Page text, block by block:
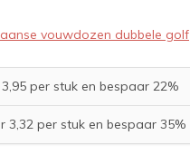
vouwdozen dubbele golf
per stuk en bespaar 22%
3,32 per stuk en bespaar 35%